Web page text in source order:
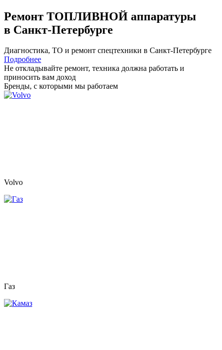
Ремонт ТОПЛИВНОЙ аппаратуры
в Санкт-Петербурге
Диагностика, ТО и ремонт спецтехники в Санкт-Петербурге
Подробнее
Не откладывайте ремонт, техника должна работать и
приносить вам доход
Бренды, с которыми мы работаем
Volvo
Газ